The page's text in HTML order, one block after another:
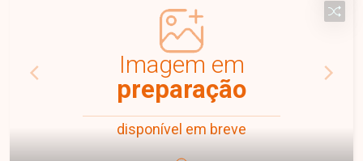
dispõe de quatro suítes com armários e ar-
condicionado, além de escritório e sacada em
volta de todos os quartos. Todos os dormitórios
possuem armários planejados e ar-condicionado,
garantindo praticidade e conforto. A área externa
sauna, área gourmet com churrasqueira e fogão a
Imagem em
preparação
disponível em breve